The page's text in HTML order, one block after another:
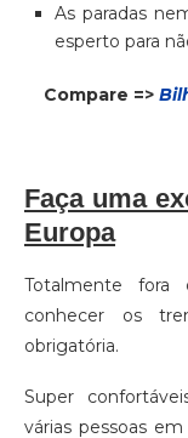
As paradas
esperto para
Compare =>
Faça uma
Europa
Totalmente fora
conhecer os
obrigatória.
Super
várias pessoas